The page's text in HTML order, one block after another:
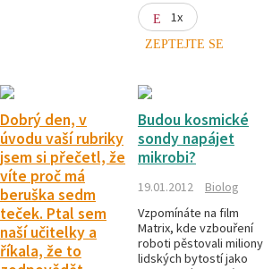
1x
ZEPTEJTE SE
Dobrý den, v
úvodu vaší rubriky
jsem si přečetl, že
víte proč má
beruška sedm
teček. Ptal sem
naší učitelky a
říkala, že to
Budou kosmické
sondy napájet
mikrobi?
19.01.2012
Biolog
Vzpomínáte na film
Matrix, kde vzbouření
roboti pěstovali miliony
lidských bytostí jako